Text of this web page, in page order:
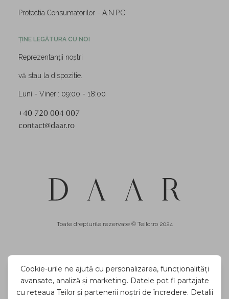
Protectia Consumatorilor - A.N.P.C.
ȚINE LEGĂTURA CU NOI
Reprezentanții noștri
vă stau la dispozitie.
Luni - Vineri: 09:00 - 18:00
+40 720 004 007
contact@daar.ro
Toate drepturile rezervate © Teilor.ro 2024